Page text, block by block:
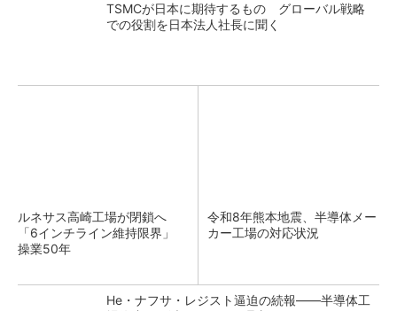
TSMCが日本に期待するもの グローバル戦略
での役割を日本法人社長に聞く
ルネサス高崎工場が閉鎖へ
「6インチライン維持限界」
操業50年
令和8年熊本地震、半導体メー
カー工場の対応状況
He・ナフサ・レジスト逼迫の続報――半導体工